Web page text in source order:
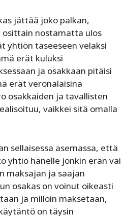
jättää joko palkan,
nostamatta ulos
yhtiön taseeseen velaksi
erät kuluksi
ja osakkaan pitäisi
erät veronalaisina
osakkaiden ja tavallisten
vaikkei sitä omalla
sellaisessa asemassa, että
yhtiö hänelle jonkin erän vai
maksajan ja saajan
osakas on voinut oikeasti
ja milloin maksetaan,
on täysin